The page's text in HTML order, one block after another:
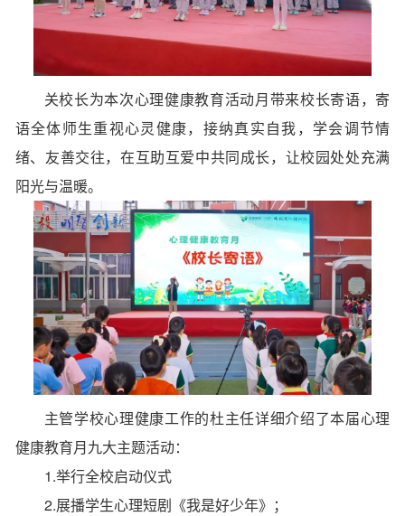
关校长为本次心理健康教育活动月带来校长寄语，寄
语全体师生重视心灵健康，接纳真实自我，学会调节情
绪、友善交往，在互助互爱中共同成长，让校园处处充满
阳光与温暖。
主管学校心理健康工作的杜主任详细介绍了本届心理
健康教育月九大主题活动：
1.举行全校启动仪式
2.展播学生心理短剧《我是好少年》；